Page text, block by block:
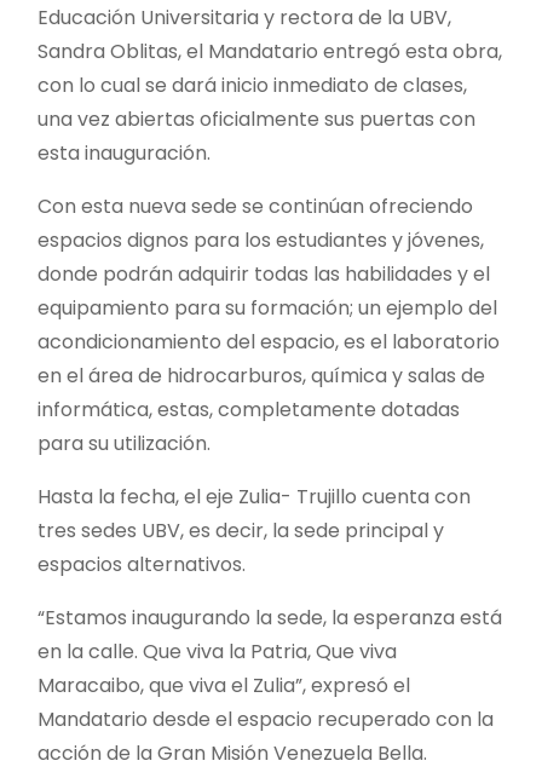
Educación Universitaria y rectora de la UBV,
Sandra Oblitas, el Mandatario entregó esta obra,
con lo cual se dará inicio inmediato de clases,
una vez abiertas oficialmente sus puertas con
esta inauguración.
Con esta nueva sede se continúan ofreciendo
espacios dignos para los estudiantes y jóvenes,
donde podrán adquirir todas las habilidades y el
equipamiento para su formación; un ejemplo del
acondicionamiento del espacio, es el laboratorio
en el área de hidrocarburos, química y salas de
informática, estas, completamente dotadas
para su utilización.
Hasta la fecha, el eje Zulia- Trujillo cuenta con
tres sedes UBV, es decir, la sede principal y
espacios alternativos.
“Estamos inaugurando la sede, la esperanza está
en la calle. Que viva la Patria, Que viva
Maracaibo, que viva el Zulia”, expresó el
Mandatario desde el espacio recuperado con la
acción de la Gran Misión Venezuela Bella.